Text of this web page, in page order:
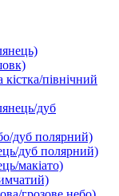
північний
дуб
дуб полярний)
дуб полярний)
макіато)